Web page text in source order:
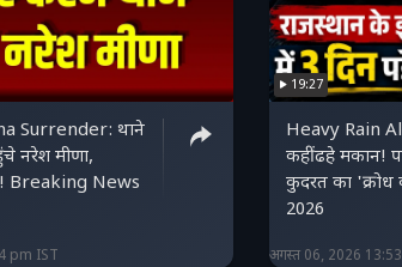
Surrender: थाने
नरेश मीणा,
Breaking News
pm IST
19:27
Heavy Rain
कहीं ढहे मकान!
कुदरत का
2026
अगस्त 06, 2026